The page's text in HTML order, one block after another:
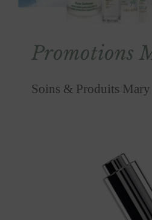
Promotions
Soins & Produits